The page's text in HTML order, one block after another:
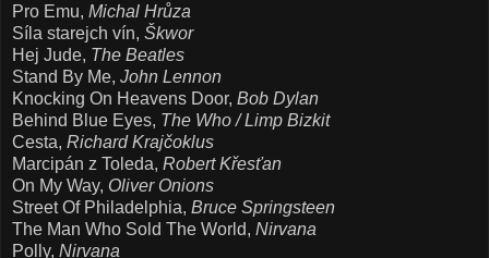
Pro Emu, Michal Hrůza
Síla starejch vín, Škwor
Hej Jude, The Beatles
Stand By Me, John Lennon
Knocking On Heavens Door, Bob Dylan
Behind Blue Eyes, The Who / Limp Bizkit
Cesta, Richard Krajčoklus
Marcipán z Toleda, Robert Křesťan
On My Way, Oliver Onions
Street Of Philadelphia, Bruce Springsteen
The Man Who Sold The World, Nirvana
Polly, Nirvana